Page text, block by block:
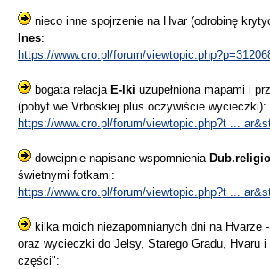
nieco inne spojrzenie na Hvar (odrobinę
Ines:
https://www.cro.pl/forum/
bogata relacja E-lki uzupełniona mapami i
(pobyt we Vrboskiej plus oczywiście wycieczki):
https://www.cro.pl/forum/viewtopic.php?t ...
dowcipnie napisane wspomnienia
świetnymi fotkami:
https://www.cro.pl/forum/viewtopic.php?t ...
kilka moich niezapomnianych dni na Hvarze
oraz wycieczki do Jelsy, Starego Gradu, Hvaru i
części":